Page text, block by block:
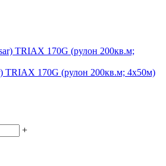
TRIAX 170G (рулон 200кв.м; 4x50м)
+